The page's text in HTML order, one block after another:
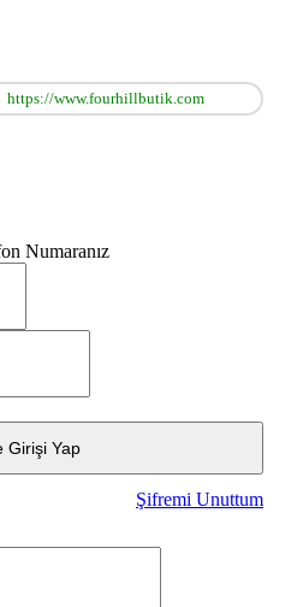
https://www.fourhillbutik.com
Numaranız
Girişi Yap
Şifremi Unuttum